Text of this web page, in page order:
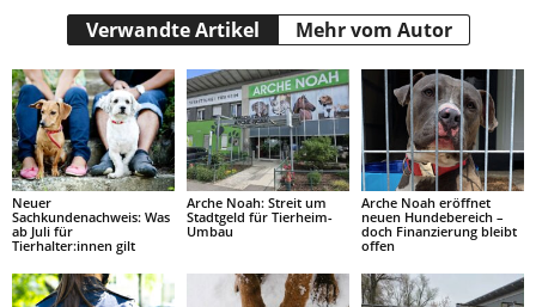
Verwandte Artikel Mehr vom Autor
Neuer
Sachkundenachweis: Was
ab Juli für
Tierhalter:innen gilt
Arche Noah: Streit um
Stadtgeld für Tierheim-
Umbau
Arche Noah eröffnet
neuen Hundebereich –
doch Finanzierung bleibt
offen